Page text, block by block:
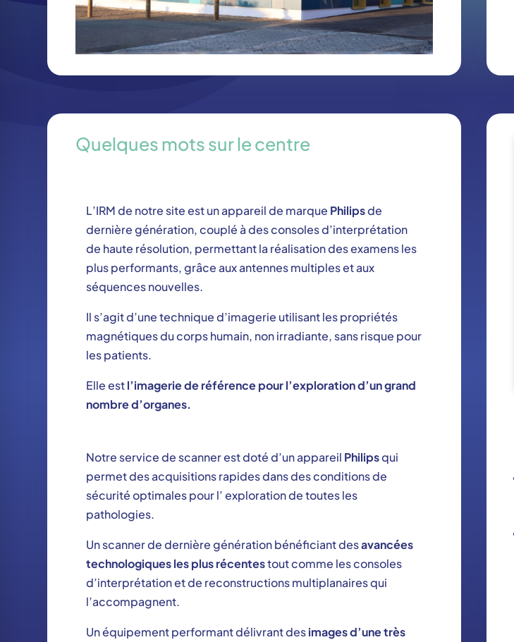
Quelques mots sur le centre
L’IRM de notre site est un appareil de marque Philipsde
dernière génération, couplé à des consoles d’interprétation
de haute résolution, permettant la réalisation des examens les
plus performants, grâce aux antennes multiples et aux
séquences nouvelles.
Il s’agit d’une technique d’imagerie utilisant les propriétés
magnétiques du corps humain, non irradiante, sans risque pour
les patients.
Elle estl’imagerie de référence pour l’exploration d’un grand
nombre d’organes.
Notre service de scanner est doté d’un appareil Philipsqui
permet des acquisitions rapides dans des conditions de
sécurité optimales pour l’ exploration de toutes les
pathologies.
Un scanner de dernière génération bénéficiant desavancées
technologiques les plus récentestout comme les consoles
d’interprétation et de reconstructions multiplanaires qui
l’accompagnent.
Un équipement performant délivrant desimages d’une très